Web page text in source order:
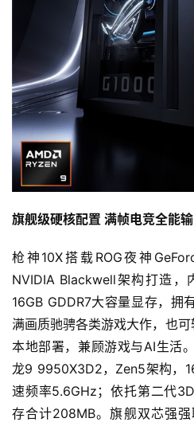
旗舰级硬核配置 满帧电竞全能
枪神10X搭载ROG夜神
NVIDIA Blackwell架构打造，
16GB GDDR7大容量显存，拥
满画质驰骋各类游戏大作，也
本地部署，兼顾游戏与AI生活
龙9 9950X3D2，Zen5架构，
速频率5.6GHz；依托第二代
存合计208MB。旗舰双芯强